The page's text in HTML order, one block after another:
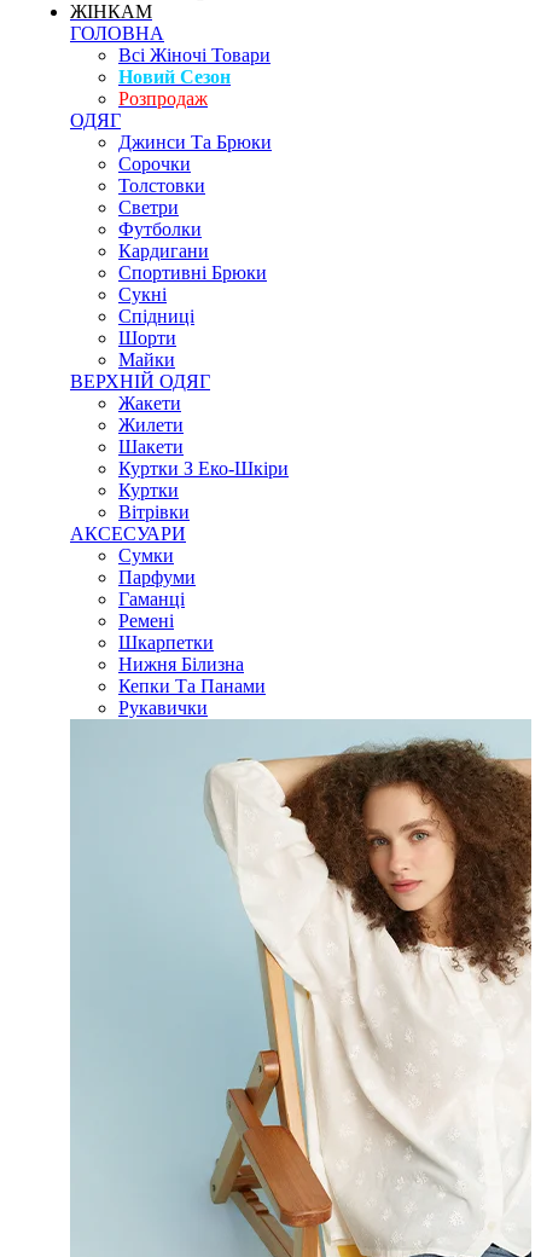
ЖІНКАМ
ГОЛОВНА
Всі Жіночі Товари
Новий Сезон
Розпродаж
ОДЯГ
Джинси Та Брюки
Сорочки
Толстовки
Светри
Футболки
Кардигани
Спортивні Брюки
Сукні
Спідниці
Шорти
Майки
ВЕРХНІЙ ОДЯГ
Жакети
Жилети
Шакети
Куртки З Еко-Шкіри
Куртки
Вітрівки
АКСЕСУАРИ
Сумки
Парфуми
Гаманці
Ремені
Шкарпетки
Нижня Білизна
Кепки Та Панами
Рукавички